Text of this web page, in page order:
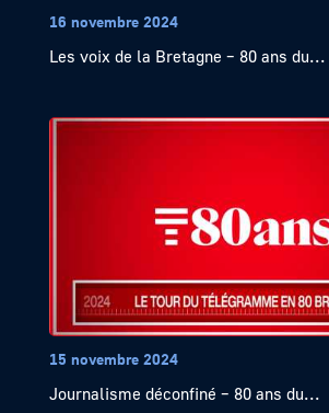
16 novembre 2024
Les voix de la Bretagne – 80 ans du...
15 novembre 2024
Journalisme déconfiné – 80 ans du...